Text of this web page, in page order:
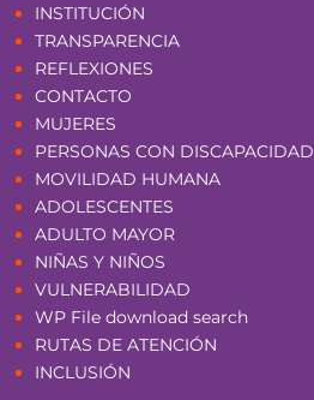
INSTITUCIÓN
TRANSPARENCIA
REFLEXIONES
CONTACTO
MUJERES
PERSONAS CON DISCAPACIDAD
MOVILIDAD HUMANA
ADOLESCENTES
ADULTO MAYOR
NIÑAS Y NIÑOS
VULNERABILIDAD
WP File download search
RUTAS DE ATENCIÓN
INCLUSIÓN